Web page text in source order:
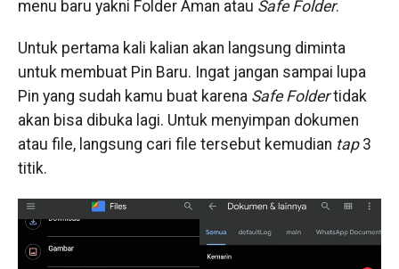
menu baru yakni Folder Aman atau Safe Folder.
Untuk pertama kali kalian akan langsung diminta
untuk membuat Pin Baru. Ingat jangan sampai lupa
Pin yang sudah kamu buat karena Safe Foldertidak
akan bisa dibuka lagi. Untuk menyimpan dokumen
atau file, langsung cari file tersebut kemudian tap3
titik.